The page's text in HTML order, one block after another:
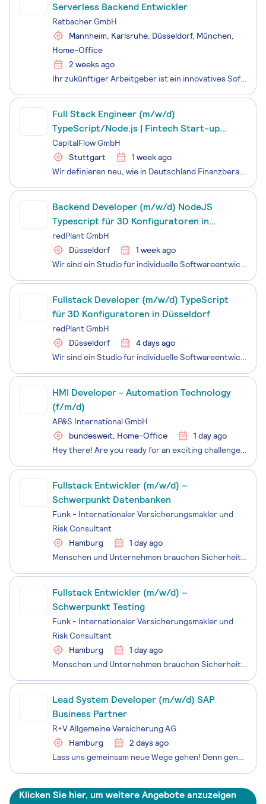
Serverless Backend Entwickler
Ratbacher GmbH
Mannheim, Karlsruhe, Düsseldorf, München,
Home-Office
2 weeks ago
Ihr zukünftiger Arbeitgeber ist ein innovatives Softwareunternehmen. Mit der KI-gestützten Cloud Plattform unterstützt das Unternehmen internationale Kunden bei der Umsetzung regulatorischer Anforderungen. Die moderne, serverlose Enterprise-Plattform ermöglicht skalierbare Anwendungen ohne Infrastru
Full Stack Engineer (m/w/d)
TypeScript/Node.js | Fintech Start-up
Stuttgart
CapitalFlow GmbH
Stuttgart
1 week ago
Wir definieren neu, wie in Deutschland Finanzberatung funktioniert. Die Versicherungs- und Finanzbranche ist eine der größten Industrien des Landes – und technologisch steckt sie im Jahr 2005 fest. Kaputte Prozesse, zusammengeklebte Tools, null Skalierbarkeit. CapitalFlow ist die Plattform, die Bera
Backend Developer (m/w/d) NodeJS
Typescript für 3D Konfiguratoren in
Düsseldorf
redPlant GmbH
Düsseldorf
1 week ago
Wir sind ein Studio für individuelle Softwareentwicklung im Herzen von Düsseldorf, das sich auf die ganzheitliche Entwicklung interaktiver 3D Konfiguratoren spezialisiert hat. Unser Team besteht aus Kreativen, Codern und Nerds, die alle die gleiche Leidenschaft teilen und sich nichts ander
Fullstack Developer (m/w/d) TypeScript
für 3D Konfiguratoren in Düsseldorf
redPlant GmbH
Düsseldorf
4 days ago
Wir sind ein Studio für individuelle Softwareentwicklung im Herzen von Düsseldorf, das sich auf die ganzheitliche Entwicklung interaktiver 3D Konfiguratoren spezialisiert hat. Unser Team besteht aus Kreativen, Codern und Nerds, die alle die gleiche Leidenschaft teilen und sich nichts ander
HMI Developer - Automation Technology
(f/m/d)
AP&S International GmbH
bundesweit, Home-Office
1 day ago
Hey there! Are you ready for an exciting challenge as an HMI Developer in Automation Technology (m/f/d)? Are you passionate about developing modern user interfaces, designing intuitive user experiences and implementing innovative software solutions for specialised machinery in the semiconductor indu
Fullstack Entwickler (m/w/d) –
Schwerpunkt Datenbanken
Funk - Internationaler Versicherungsmakler und
Risk Consultant
Hamburg
1 day ago
Menschen und Unternehmen brauchen Sicherheit, damit sie sich frei entfalten können. Als Deutschlands größter inhabergeführter Versicherungsmakler gestalten wir seit 145 Jahren diese Sicherheit – gehen wir gemeinsam den nächsten Schritt!
Fullstack Entwickler (m/w/d) –
Schwerpunkt Testing
Funk - Internationaler Versicherungsmakler und
Risk Consultant
Hamburg
1 day ago
Menschen und Unternehmen brauchen Sicherheit, damit sie sich frei entfalten können. Als Deutschlands größter inhabergeführter Versicherungsmakler gestalten wir seit 145 Jahren diese Sicherheit – gehen wir gemeinsam den nächsten Schritt!
Lead System Developer (m/w/d) SAP
Business Partner
R+V Allgemeine Versicherung AG
Hamburg
2 days ago
Lass uns gemeinsam neue Wege gehen! Denn genau das tun wir bei der R+V, einem der größten Versicherer Deutschlands. Willkommen im Ressort Operations und IT, in dem die R+V alle kundennahen Operations-Einheiten und die IT bündelt. Ziel ist es, Prozesse und technische Voraussetzungen so zu verbessern,
Klicken Sie hier, um weitere Angebote anzuzeigen